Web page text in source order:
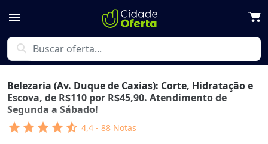
menu
search
Belezaria (Av. Duque de Caxias): Corte, Hidratação e
Escova, de R$110 por R$45,90. Atendimento de
Segunda a Sábado!
starstarstarstarstar_half 4,4 - 88 Notas